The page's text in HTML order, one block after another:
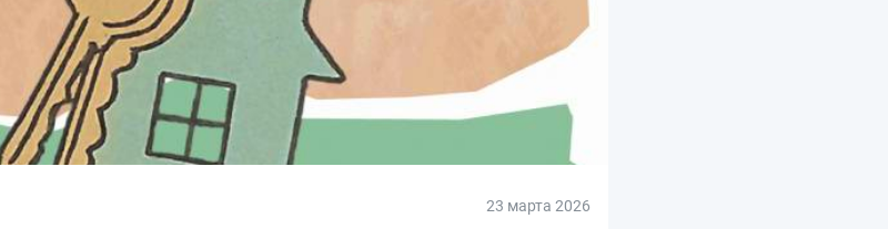
23 марта 2026